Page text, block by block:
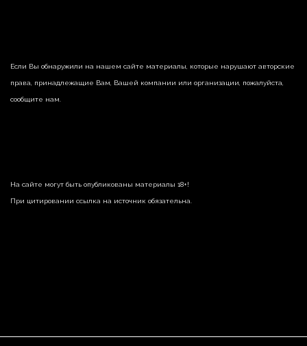
Если Вы обнаружили на нашем сайте материалы, которые нарушают авторские
права, принадлежащие Вам, Вашей компании или организации, пожалуйста,
сообщите нам.
На сайте могут быть опубликованы материалы 18+!
При цитировании ссылка на источник обязательна.